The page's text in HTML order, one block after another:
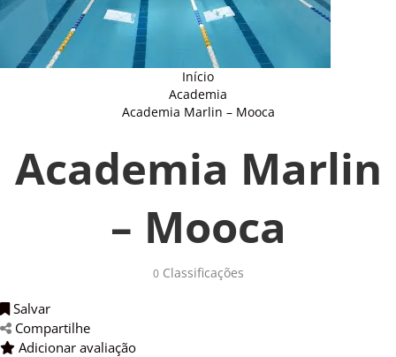
Início
Academia
Academia Marlin – Mooca
Academia Marlin
– Mooca
0Classificações
Salvar
Compartilhe
Adicionar avaliação